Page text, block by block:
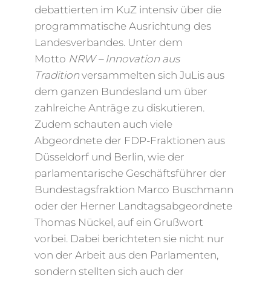
debattierten im KuZ intensiv über die
programmatische Ausrichtung des
Landesverbandes. Unter dem
Motto NRW – Innovation aus
Traditionversammelten sich JuLis aus
dem ganzen Bundesland um über
zahlreiche Anträge zu diskutieren.
Zudem schauten auch viele
Abgeordnete der FDP-Fraktionen aus
Düsseldorf und Berlin, wie der
parlamentarische Geschäftsführer der
Bundestagsfraktion Marco Buschmann
oder der Herner Landtagsabgeordnete
Thomas Nückel, auf ein Grußwort
vorbei. Dabei berichteten sie nicht nur
von der Arbeit aus den Parlamenten,
sondern stellten sich auch der